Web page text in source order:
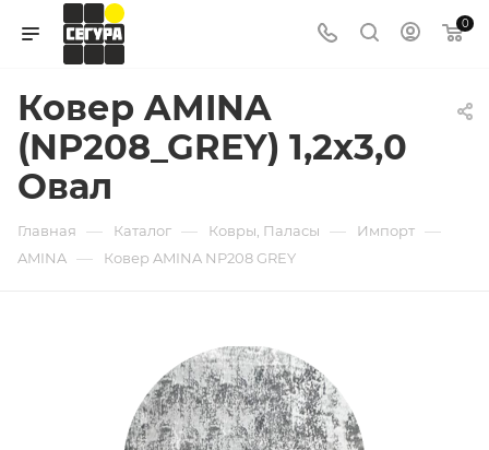
0
Ковер AMINA
(NP208_GREY) 1,2х3,0
Овал
Главная — Каталог — Ковры, Паласы — Импорт —
AMINA — Ковер AMINA NP208 GREY